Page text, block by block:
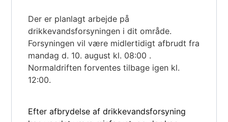
Der er planlagt arbejde på
drikkevandsforsyningen i dit område.
Forsyningen vil være midlertidigt afbrudt fra
mandag d. 10. august kl. 08:00 .
Normaldriften forventes tilbage igen kl.
12:00.
Efter afbrydelse af drikkevandsforsyning